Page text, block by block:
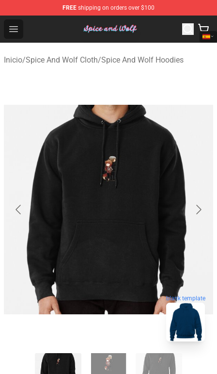
FREE shipping on orders over $100
Open menu
Spice And Wolf Store - Official Spice And Wolf
Inicio/Spice And Wolf Cloth/Spice And Wolf Hoodies
blank template